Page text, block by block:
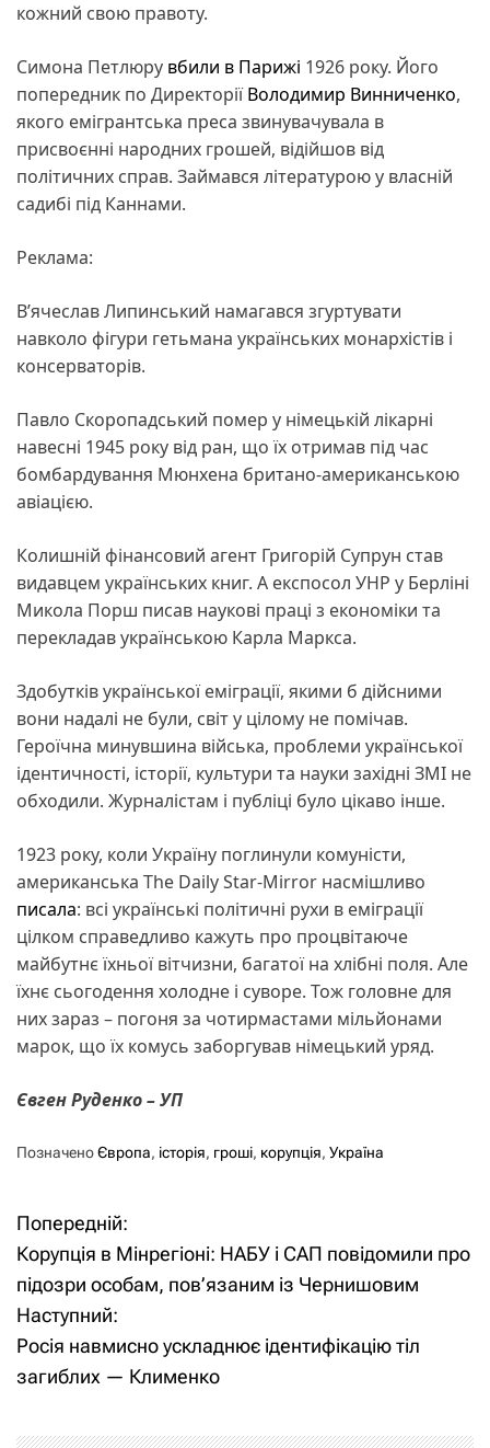
кожний свою правоту.
Cимона Петлюру вбили в Парижі 1926 року. Його
попередник по ДиректоріїВолодимир Винниченко,
якого емігрантська преса звинувачувала в
присвоєнні народних грошей, відійшов від
політичних справ. Займався літературою у власній
садибі під Каннами.
Реклама:
В’ячеслав Липинський намагався згуртувати
навколо фігури гетьмана українських монархістів і
консерваторів.
Павло Скоропадський помер у німецькій лікарні
навесні 1945 року від ран, що їх отримав під час
бомбардування Мюнхена британо-американською
авіацією.
Колишній фінансовий агент Григорій Супрун став
видавцем українських книг. А експосол УНР у Берліні
Микола Порш писав наукові праці з економіки та
перекладав українською Карла Маркса.
Здобутків української еміграції, якими б дійсними
вони надалі не були, світ у цілому не помічав.
Героїчна минувшина війська, проблеми української
ідентичності, історії, культури та науки західні ЗМІ не
обходили. Журналістам і публіці було цікаво інше.
1923 року, коли Україну поглинули комуністи,
американська The Daily Star-Mirror насмішливо
писала: всі українські політичні рухи в еміграції
цілком справедливо кажуть про процвітаюче
майбутнє їхньої вітчизни, багатої на хлібні поля. Але
їхнє сьогодення холодне і суворе. Тож головне для
них зараз – погоня за чотирмастами мільйонами
марок, що їх комусь заборгував німецький уряд.
Євген Руденко – УП
ПозначеноЄвропа, історія, гроші, корупція, Україна
Н
а
в
і
Попередній:
Корупція в Мінрегіоні: НАБУ і САП повідомили про
підозри особам, пов’язаним із Чернишовим
Наступний:
Росія навмисно ускладнює ідентифікацію тіл
загиблих — Клименко